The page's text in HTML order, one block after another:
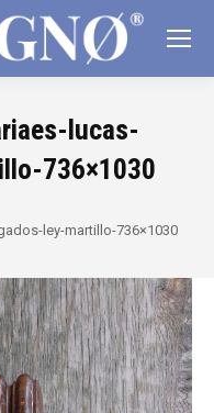
lucas-
736×1030
ley-martillo-736×1030